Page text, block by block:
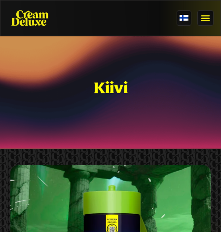
Kiivi